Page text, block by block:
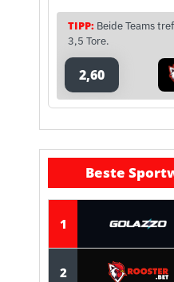
TIPP: Beide Teams
3,5 Tore.
2,60
Beste
1
2